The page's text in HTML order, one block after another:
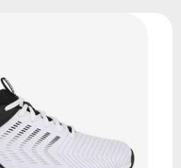
tenis